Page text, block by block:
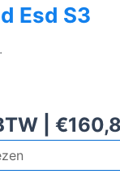
Esd S3
|€